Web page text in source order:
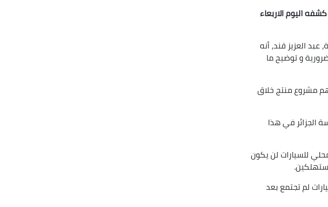
اليوم الاربعاء
العزيز قند، أنه
و توضيح ما
مشروع منتج خلاق
الجزائر في هذا
للسيارات لن يكون
لم تجتمع بعد